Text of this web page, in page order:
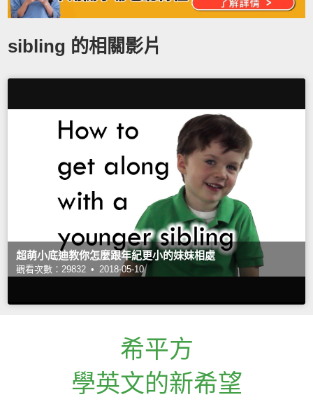
sibling 的相關影片
超萌小底迪教你怎麼跟年紀更小的妹妹相處
觀看次數：29832 • 2018-05-10
希平方
學英文的新希望